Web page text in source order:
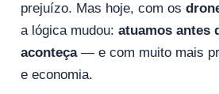
prejuízo. Mas hoje, com os
a lógica mudou:atuamos antes
aconteça— e com muito mais
e economia.